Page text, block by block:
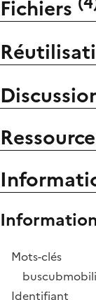
Fichiers
Mots-clés
buscub
Identifiant